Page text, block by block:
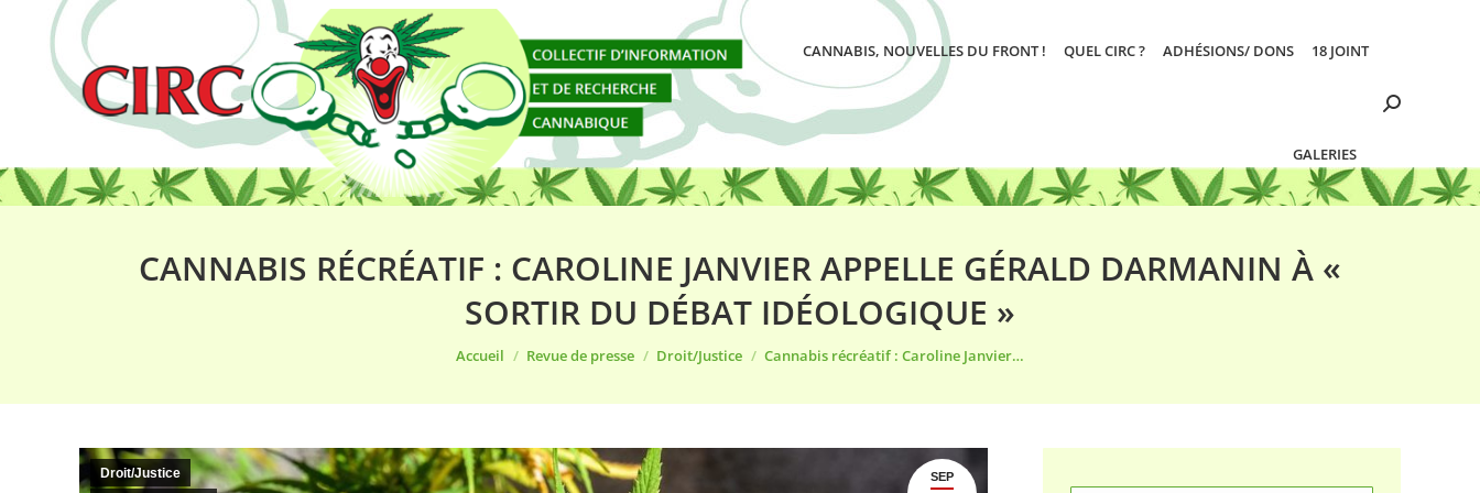
CANNABIS, NOUVELLES DU FRONT ! QUEL CIRC ? ADHÉSIONS/ DONS 18 JOINT
GALERIES
Search:
CANNABIS RÉCRÉATIF : CAROLINE JANVIER APPELLE GÉRALD DARMANIN À «
SORTIR DU DÉBAT IDÉOLOGIQUE »
Accueil Revue de presse Droit/Justice Cannabis récréatif : Caroline Janvier…
SEP
Droit/Justice